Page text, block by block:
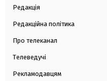
Редакція
Редакційна політика
Про телеканал
Телеведучі
Рекламодавцям